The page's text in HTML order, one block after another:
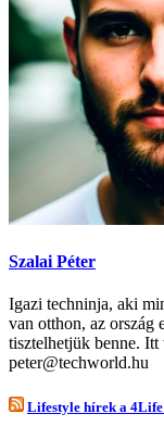
Szalai Péter
Igazi techninja, aki
van otthon, az ország
tisztelhetjük benne. Itt
peter@techworld.hu
Lifestyle hírek a